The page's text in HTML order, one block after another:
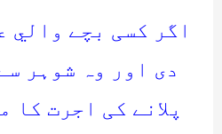
اگر کسی بچے والي
دی اور وہ شوہر
پلانے کی اجرت کا